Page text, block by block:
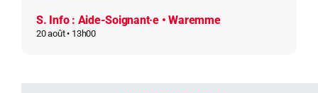
S. Info : Aide-Soignant·e • Waremme
20 août • 13h00